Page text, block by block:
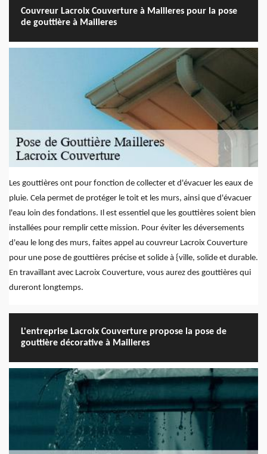
Couvreur Lacroix Couverture à Mailleres pour la pose
de gouttière à Mailleres
Les gouttières ont pour fonction de collecter et d'évacuer les eaux de
pluie. Cela permet de protéger le toit et les murs, ainsi que d'évacuer
l'eau loin des fondations. Il est essentiel que les gouttières soient bien
installées pour remplir cette mission. Pour éviter les déversements
d'eau le long des murs, faites appel au couvreur Lacroix Couverture
pour une pose de gouttières précise et solide à {ville, solide et durable.
En travaillant avec Lacroix Couverture, vous aurez des gouttières qui
dureront longtemps.
L'entreprise Lacroix Couverture propose la pose de
gouttière décorative à Mailleres